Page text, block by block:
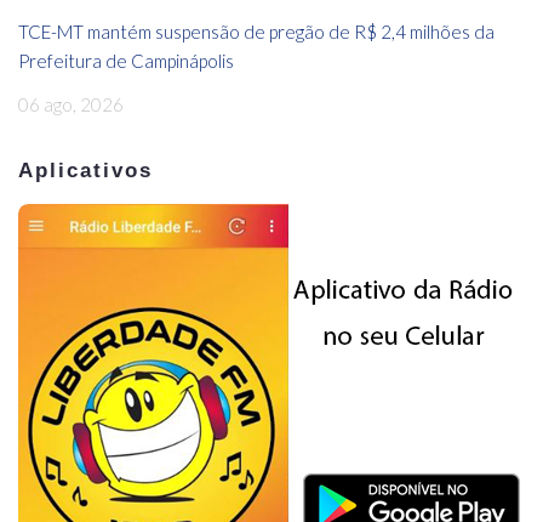
TCE-MT mantém suspensão de pregão de R$ 2,4 milhões da
Prefeitura de Campinápolis
06 ago, 2026
Aplicativos